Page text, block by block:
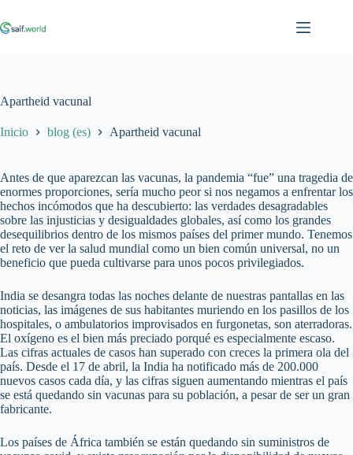
al
contenido
Apartheid vacunal
Inicio blog (es) Apartheid vacunal
Antes de que aparezcan las vacunas, la pandemia “fue” una tragedia de
enormes proporciones, sería mucho peor si nos negamos a enfrentar los
hechos incómodos que ha descubierto: las verdades desagradables
sobre las injusticias y desigualdades globales, así como los grandes
desequilibrios dentro de los mismos países del primer mundo. Tenemos
el reto de ver la salud mundial como un bien común universal, no un
beneficio que pueda cultivarse para unos pocos privilegiados.
India se desangra todas las noches delante de nuestras pantallas en las
noticias, las imágenes de sus habitantes muriendo en los pasillos de los
hospitales, o ambulatorios improvisados en furgonetas, son aterradoras.
El oxígeno es el bien más preciado porqué es especialmente escaso.
Las cifras actuales de casos han superado con creces la primera ola del
país. Desde el 17 de abril, la India ha notificado más de 200.000
nuevos casos cada día, y las cifras siguen aumentando mientras el país
se está quedando sin vacunas para su población, a pesar de ser un gran
fabricante.
Los países de África también se están quedando sin suministros de